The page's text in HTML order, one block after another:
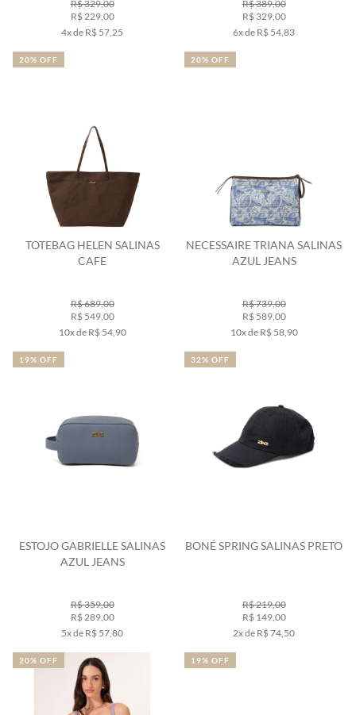
R$ 329,00
R$ 229,00
4x de R$ 57,25
R$ 389,00
R$ 329,00
6x de R$ 54,83
TOTEBAG HELEN SALINAS
CAFE
R$ 689,00
R$ 549,00
10x de R$ 54,90
20% OFF
NECESSAIRE TRIANA SALINAS
AZUL JEANS
R$ 739,00
R$ 589,00
10x de R$ 58,90
20% OFF
ESTOJO GABRIELLE SALINAS
AZUL JEANS
R$ 359,00
R$ 289,00
5x de R$ 57,80
19% OFF
BONÉ SPRING SALINAS PRETO
R$ 219,00
R$ 149,00
2x de R$ 74,50
32% OFF
20% OFF 19% OFF